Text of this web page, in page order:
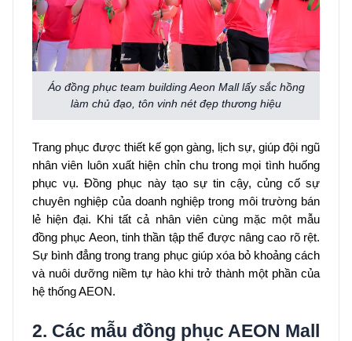
Áo đồng phục team building Aeon Mall lấy sắc hồng
làm chủ đạo, tôn vinh nét đẹp thương hiệu
Trang phục được thiết kế gọn gàng, lịch sự, giúp đội ngũ
nhân viên luôn xuất hiện chỉn chu trong mọi tình huống
phục vụ. Đồng phục này tạo sự tin cậy, củng cố sự
chuyên nghiệp của doanh nghiệp trong môi trường bán
lẻ hiện đại. Khi tất cả nhân viên cùng mặc một mẫu
đồng phục Aeon, tinh thần tập thể được nâng cao rõ rệt.
Sự bình đẳng trong trang phục giúp xóa bỏ khoảng cách
và nuôi dưỡng niềm tự hào khi trở thành một phần của
hệ thống AEON.
2. Các mẫu đồng phục AEON Mall